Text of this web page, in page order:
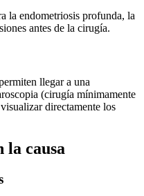
la endometriosis profunda, la
antes de la cirugía.
llegar a una
(cirugía mínimamente
directamente los
la causa